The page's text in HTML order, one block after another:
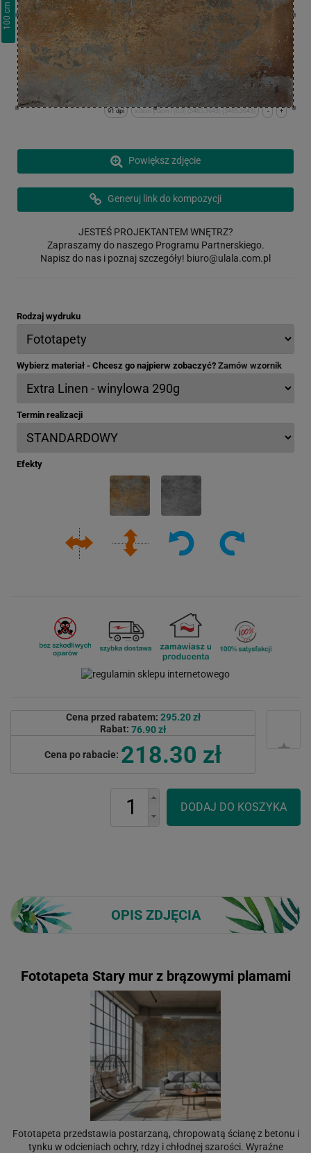
100
cm
+
-
x:0cm y:0cm | (0,0) (5465,3643) (5465,3643)
91 dpi
Powiększ zdjęcie
Generuj link do kompozycji
JESTEŚ PROJEKTANTEM WNĘTRZ?
Zapraszamy do naszego Programu Partnerskiego.
Napisz do nas i poznaj szczegóły! biuro@ulala.com.pl
Rodzaj wydruku
Wybierz materiał - Chcesz go najpierw zobaczyć? Zamów wzornik
Termin realizacji
Efekty
Cena przed rabatem: 295.20 zł
Rabat: 76.90 zł
Cena po rabacie: 218.30 zł
OPIS ZDJĘCIA
Fototapeta Stary mur z brązowymi plamami
Fototapeta przedstawia postarzaną, chropowatą ścianę z betonu i
tynku w odcieniach ochry, rdzy i chłodnej szarości. Wyraźne